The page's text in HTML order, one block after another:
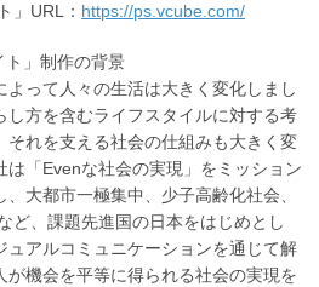
」URL： https://ps.vcube.com/
ト」制作の背景
って人々の生活は大きく変化しまし
し方を含むライフスタイルに対する考
それを支える社会の仕組みも大きく変
「Evenな社会の実現」をミッション
大都市一極集中、少子高齢化社会、
ど、課題先進国の日本をはじめとし
ュアルコミュニケーションを通じて解
機会を平等に得られる社会の実現を